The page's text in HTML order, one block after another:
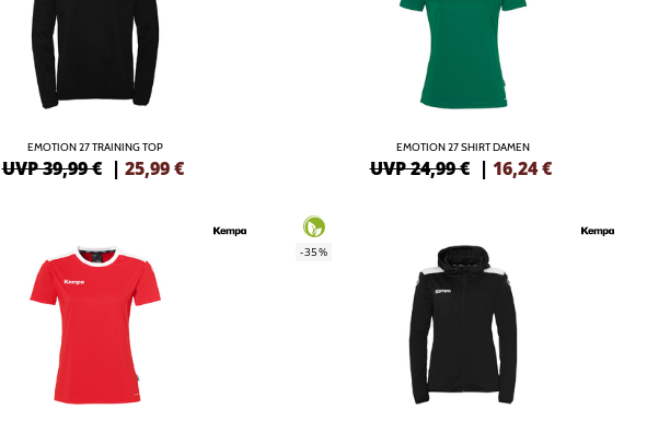
EMOTION 27 TRAINING TOP
UVP 39,99 € | 25,99 €
EMOTION 27 SHIRT DAMEN
UVP 24,99 € | 16,24 €
-35%